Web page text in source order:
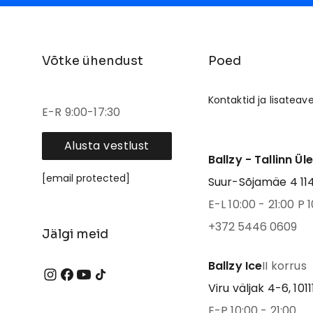
Võtke ühendust
E-R 9:00-17:30
Alusta vestlust
[email protected]
Jälgi meid
Poed
Kontaktid ja
Ballzy - Tallinn
Suur-Sõjamäe 4
E-L 10:00 - 21:00 P
+372 5446 0609
Ballzy IceII korrus
Viru väljak 4-6,